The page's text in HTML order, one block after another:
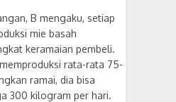
B mengaku, setiap
mie basah
keramaian pembeli.
rata-rata 75-
ramai, dia bisa
300 kilogram per hari.